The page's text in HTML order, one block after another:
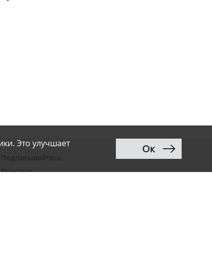
Это улучшает
Ок
ВКонтакте